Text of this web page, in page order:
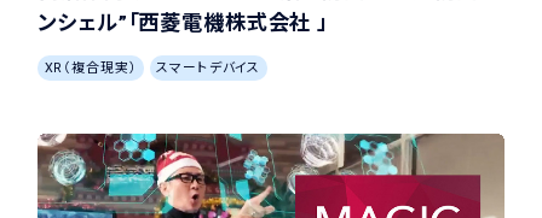
ンシェル”「西菱電機株式会社 」
XR（複合現実） スマートデバイス